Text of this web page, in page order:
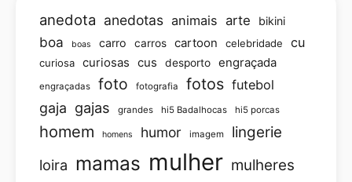
anedota anedotas animais arte bikini
boa boas carro carros cartoon celebridade cu
curiosa curiosas cus desporto engraçada
engraçadas foto fotografia fotos futebol
gaja gajas grandes hi5 Badalhocas hi5 porcas
homem homens humor imagem lingerie
loira mamas mulher mulheres